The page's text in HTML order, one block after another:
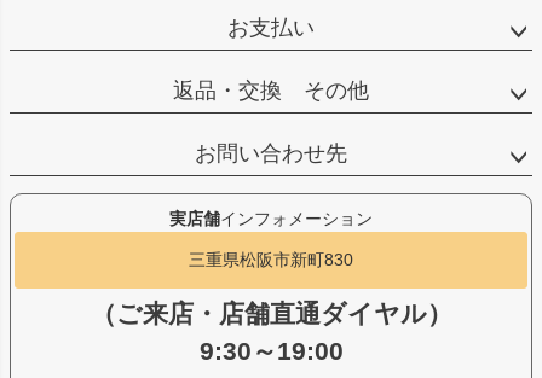
お支払い
返品・交換 その他
お問い合わせ先
実店舗インフォメーション
三重県松阪市新町830
（ご来店・店舗直通ダイヤル）
9:30～19:00